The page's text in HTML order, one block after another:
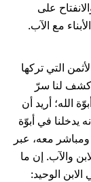
على
مع الآب.
التي تركها
كشف لنا سرّ
الله؛ أريد أن
يدخلنا في أبوّة
معه، عبر
والآب. إن ما
الوحيد: